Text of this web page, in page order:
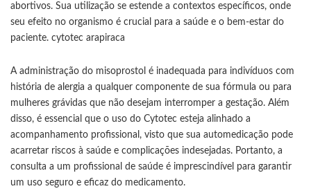
abortivos. Sua utilização se estende a contextos específicos, onde
seu efeito no organismo é crucial para a saúde e o bem-estar do
paciente. cytotec arapiraca
A administração do misoprostol é inadequada para indivíduos com
história de alergia a qualquer componente de sua fórmula ou para
mulheres grávidas que não desejam interromper a gestação. Além
disso, é essencial que o uso do Cytotec esteja alinhado a
acompanhamento profissional, visto que sua automedicação pode
acarretar riscos à saúde e complicações indesejadas. Portanto, a
consulta a um profissional de saúde é imprescindível para garantir
um uso seguro e eficaz do medicamento.